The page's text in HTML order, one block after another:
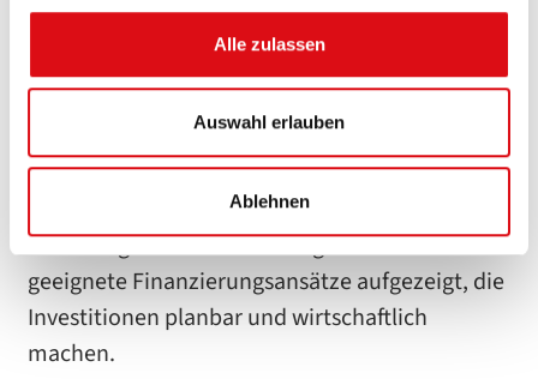
Alle zulassen
Auswahl erlauben
Ablehnen
wirtschaftlichen Einführung von
Robotiklösungen vertreten.
Der Artikel beleuchtet, wie Unternehmen –
insbesondere im Mittelstand – Automatisierung
erfolgreich umsetzen können und welche
Faktoren dabei entscheidend sind. Neben
technologischen Entwicklungen werden auch
geeignete Finanzierungsansätze aufgezeigt, die
Investitionen planbar und wirtschaftlich
machen.